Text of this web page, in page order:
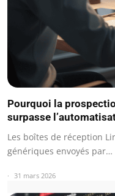
Pourquoi la
surpasse
Les boîtes de réception
génériques envoyés par…
31 mars 2026